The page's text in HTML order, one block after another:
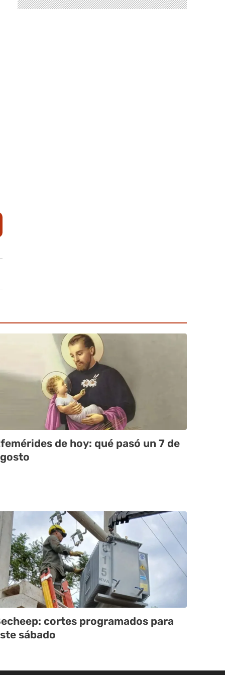
de hoy: qué pasó un 7 de
cortes programados para
sábado